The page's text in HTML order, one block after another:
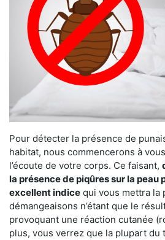
Pour détecter la présence de
habitat, nous commencerons à
l’écoute de votre corps. Ce faisant,
la présence de piqûres sur la peau
excellent indice qui vous mettra la
démangeaisons n’étant que le
provoquant une réaction cutanée
plus, vous verrez que la plupart du